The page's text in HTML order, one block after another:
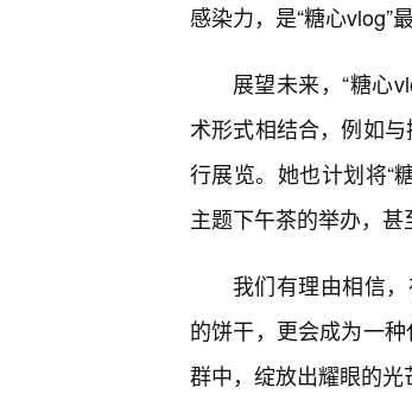
感染力，是“糖心vlog”
展望未来，“糖心
术形式相结合，例如
行展览。她也计划将“
主题下午茶的举办，甚
我们有理由相信
的饼干，更会成为一
群中，绽放出耀眼的光